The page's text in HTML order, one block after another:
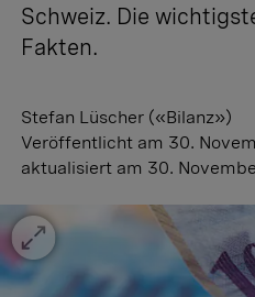
Schweiz. Die
Fakten.
Stefan Lüscher («Bilanz»)
Veröffentlicht am 30.
aktualisiert am 30.